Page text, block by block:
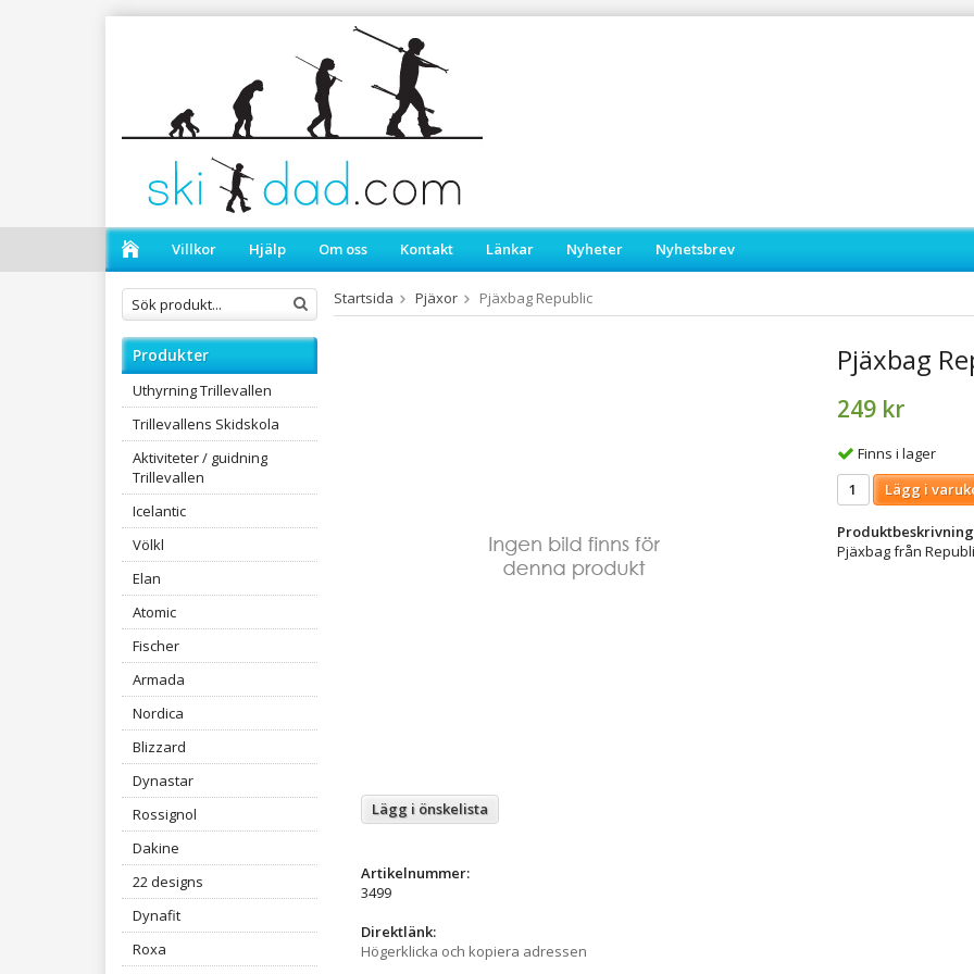
Villkor Hjälp Om oss Kontakt Länkar Nyheter Nyhetsbrev
Produkter
Uthyrning Trillevallen
Trillevallens Skidskola
Aktiviteter / guidning
Trillevallen
Icelantic
Völkl
Elan
Atomic
Fischer
Armada
Nordica
Blizzard
Dynastar
Rossignol
Dakine
22 designs
Dynafit
Roxa
Startsida Pjäxor Pjäxbag Republic
Pjäxbag
249 kr
Finns i lager
Lägg i
Pjäxbag från
Lägg i önskelista
Artikelnummer:
3499
Direktlänk:
Högerklicka och kopiera adressen